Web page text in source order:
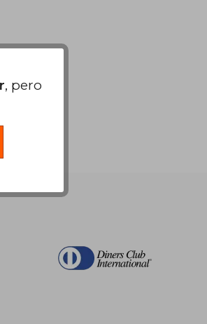
, pero